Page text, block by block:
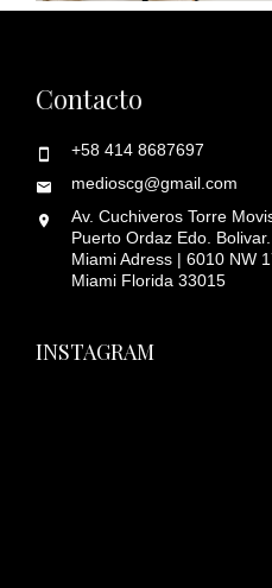
Contacto
+58 414 8687697
medioscg@gmail.com
Av. Cuchiveros Torre
Puerto Ordaz Edo.
Miami Adress | 6010 NW
Miami Florida 33015
INSTAGRAM